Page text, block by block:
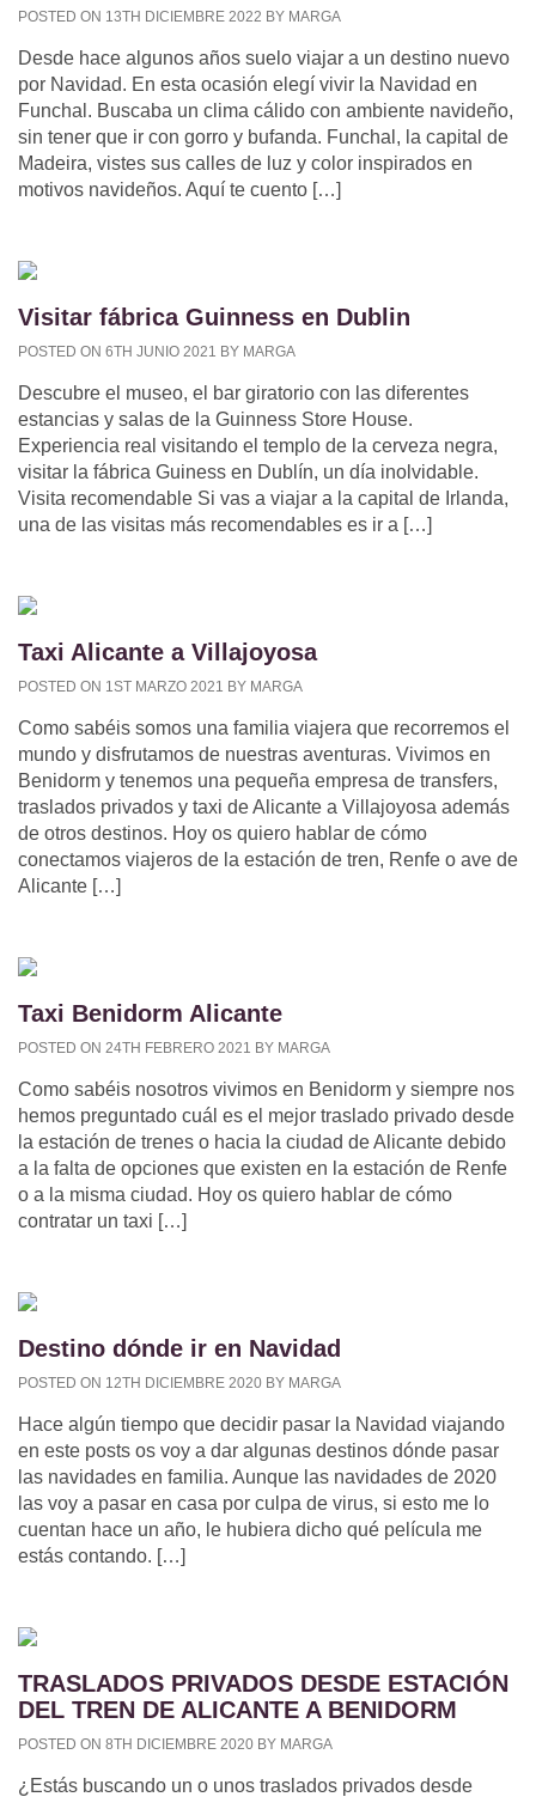
POSTED ON 13TH DICIEMBRE 2022 BY MARGA
Desde hace algunos años suelo viajar a un destino nuevo
por Navidad. En esta ocasión elegí vivir la Navidad en
Funchal. Buscaba un clima cálido con ambiente navideño,
sin tener que ir con gorro y bufanda. Funchal, la capital de
Madeira, vistes sus calles de luz y color inspirados en
motivos navideños. Aquí te cuento […]
Visitar fábrica Guinness en Dublin
POSTED ON 6TH JUNIO 2021 BY MARGA
Descubre el museo, el bar giratorio con las diferentes
estancias y salas de la Guinness Store House.
Experiencia real visitando el templo de la cerveza negra,
visitar la fábrica Guiness en Dublín, un día inolvidable.
Visita recomendable Si vas a viajar a la capital de Irlanda,
una de las visitas más recomendables es ir a […]
Taxi Alicante a Villajoyosa
POSTED ON 1ST MARZO 2021 BY MARGA
Como sabéis somos una familia viajera que recorremos el
mundo y disfrutamos de nuestras aventuras. Vivimos en
Benidorm y tenemos una pequeña empresa de transfers,
traslados privados y taxi de Alicante a Villajoyosa además
de otros destinos. Hoy os quiero hablar de cómo
conectamos viajeros de la estación de tren, Renfe o ave de
Alicante […]
Taxi Benidorm Alicante
POSTED ON 24TH FEBRERO 2021 BY MARGA
Como sabéis nosotros vivimos en Benidorm y siempre nos
hemos preguntado cuál es el mejor traslado privado desde
la estación de trenes o hacia la ciudad de Alicante debido
a la falta de opciones que existen en la estación de Renfe
o a la misma ciudad. Hoy os quiero hablar de cómo
contratar un taxi […]
Destino dónde ir en Navidad
POSTED ON 12TH DICIEMBRE 2020 BY MARGA
Hace algún tiempo que decidir pasar la Navidad viajando
en este posts os voy a dar algunas destinos dónde pasar
las navidades en familia. Aunque las navidades de 2020
las voy a pasar en casa por culpa de virus, si esto me lo
cuentan hace un año, le hubiera dicho qué película me
estás contando. […]
TRASLADOS PRIVADOS DESDE ESTACIÓN
DEL TREN DE ALICANTE A BENIDORM
POSTED ON 8TH DICIEMBRE 2020 BY MARGA
¿Estás buscando un o unos traslados privados desde